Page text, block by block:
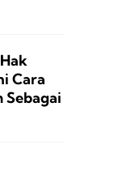
Cara
Sebagai